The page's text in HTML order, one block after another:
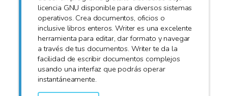
licencia GNU disponible para diversos sistemas
operativos. Crea documentos, oficios o
inclusive libros enteros. Writer es una excelente
herramienta para editar, dar formato y navegar
a través de tus documentos. Writer te da la
facilidad de escribir documentos complejos
usando una interfaz que podrás operar
instantáneamente.